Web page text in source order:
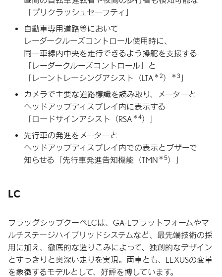
「プリクラッシュセーフティ」
自動車専用道路等において
レーダークルーズコントロール使用時に、
同一車線内中央を走行できるよう操舵を支援する
「レーダークルーズコントロール」と
「レーントレーシングアシスト
（LTA ＊2） ＊3
カメラで主要な道路標識を読み取り、
メーターと
ヘッドアップディスプレイ内に表示する
「ロードサインアシスト
（RSA ＊4）」
先行車の発進をメーターと
ヘッドアップディスプレイ内での表示と ブザーで
知らせる 「先行車発進告知機能 （TMN ＊5）」
LC
フラッグシップクーペLCは、GA-Lプラットフォームやマ
ルチステージハイブリッドシステムなど、最先端技術の採
用に加え、徹底的な造りこみによって、独創的なデザイン
とすっきりと奥深い走りを実現。両車とも、LEXUSの変革
を象徴するモデルとして、好評を博しています。